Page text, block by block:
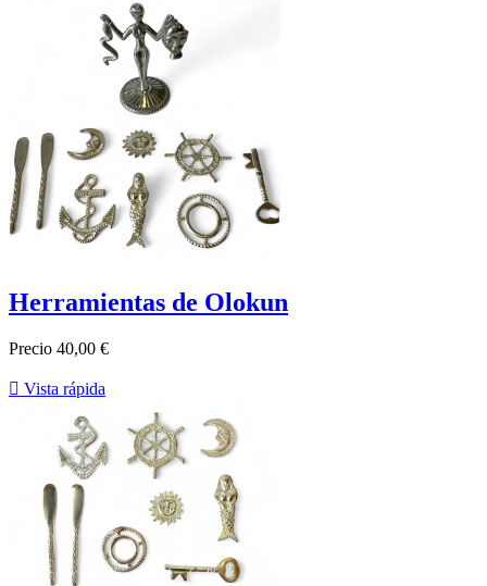
Herramientas de Olokun
Precio 40,00 €
 Vista rápida